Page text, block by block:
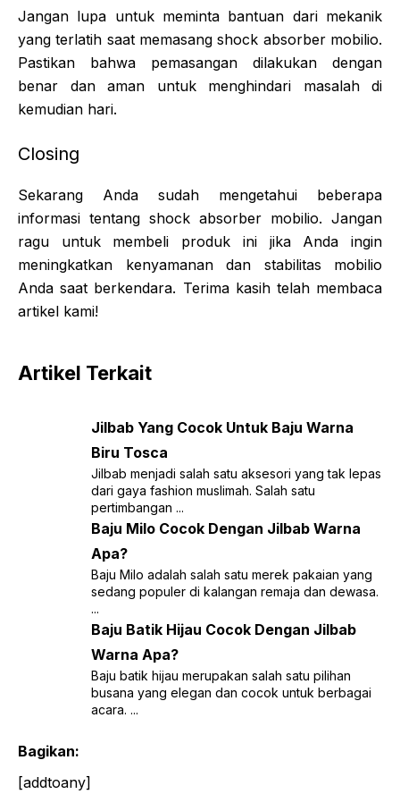
Jangan lupa untuk meminta bantuan dari mekanik
yang terlatih saat memasang shock absorber mobilio.
Pastikan bahwa pemasangan dilakukan dengan
benar dan aman untuk menghindari masalah di
kemudian hari.
Closing
Sekarang Anda sudah mengetahui beberapa
informasi tentang shock absorber mobilio. Jangan
ragu untuk membeli produk ini jika Anda ingin
meningkatkan kenyamanan dan stabilitas mobilio
Anda saat berkendara. Terima kasih telah membaca
artikel kami!
Artikel Terkait
Jilbab Yang Cocok Untuk Baju Warna
Biru Tosca
Jilbab menjadi salah satu aksesori yang tak lepas
dari gaya fashion muslimah. Salah satu
pertimbangan ...
Baju Milo Cocok Dengan Jilbab Warna
Apa?
Baju Milo adalah salah satu merek pakaian yang
sedang populer di kalangan remaja dan dewasa.
...
Baju Batik Hijau Cocok Dengan Jilbab
Warna Apa?
Baju batik hijau merupakan salah satu pilihan
busana yang elegan dan cocok untuk berbagai
acara. ...
Bagikan:
[addtoany]